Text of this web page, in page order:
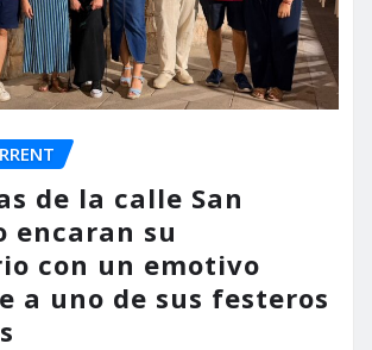
de la calle San
encaran su
con un emotivo
a uno de sus festeros